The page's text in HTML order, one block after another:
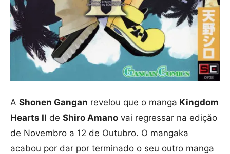
A Shonen Gangan revelou que o manga Kingdom
Hearts II de Shiro Amano vai regressar na edição
de Novembro a 12 de Outubro. O mangaka
acabou por dar por terminado o seu outro manga